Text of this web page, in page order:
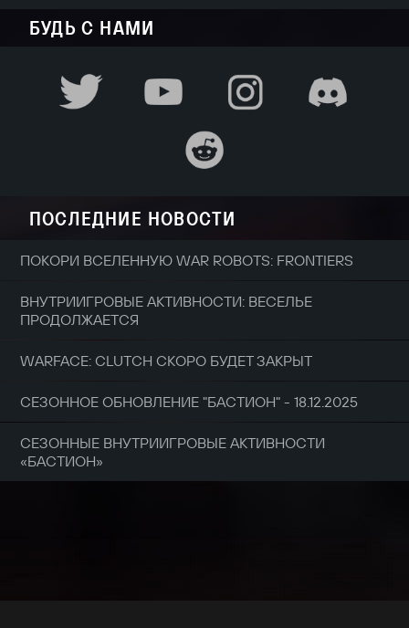
БУДЬ С НАМИ
ПОСЛЕДНИЕ НОВОСТИ
ПОКОРИ ВСЕЛЕННУЮ WAR ROBOTS: FRONTIERS
ВНУТРИИГРОВЫЕ АКТИВНОСТИ: ВЕСЕЛЬЕ
ПРОДОЛЖАЕТСЯ
WARFACE: CLUTCH СКОРО БУДЕТ ЗАКРЫТ
СЕЗОННОЕ ОБНОВЛЕНИЕ "БАСТИОН" - 18.12.2025
СЕЗОННЫЕ ВНУТРИИГРОВЫЕ АКТИВНОСТИ
«БАСТИОН»